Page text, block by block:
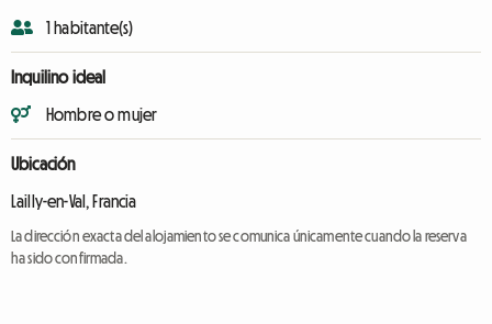
1 habitante(s)
Inquilino ideal
Hombre o mujer
Ubicación
Lailly-en-Val, Francia
La dirección exacta del alojamiento se comunica únicamente cuando la reserva
ha sido confirmada.